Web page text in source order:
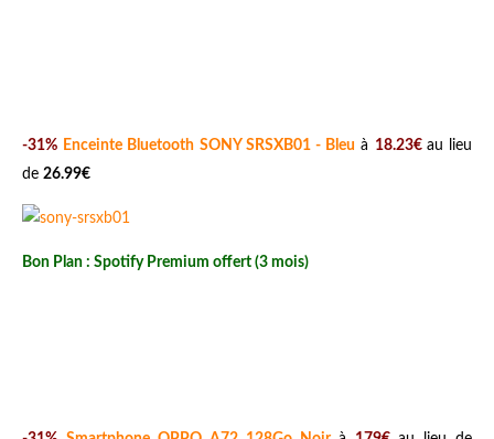
-31% Enceinte Bluetooth SONY SRSXB01 - Bleu à 18.23€ au lieu
de 26.99€
Bon Plan : Spotify Premium offert (3 mois)